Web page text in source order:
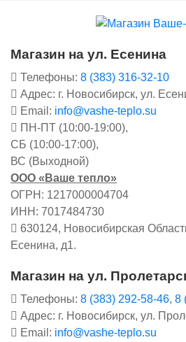
Магазин на ул. Есенина
Телефоны: 8 (383) 316-32-10
Адрес: г. Новосибирск, ул.
Email: info@vashe-teplo.su
ПН-ПТ (10:00-19:00),
СБ (10:00-17:00),
ВС (Выходной)
ООО «Ваше тепло»
ОГРН: 1217000004704
ИНН: 7017484730
630124, Новосибирская
Есенина, д1.
Магазин на ул.
Телефоны: 8 (383) 292-58-46, 8
Адрес: г. Новосибирск, ул.
Email: info@vashe-teplo.su